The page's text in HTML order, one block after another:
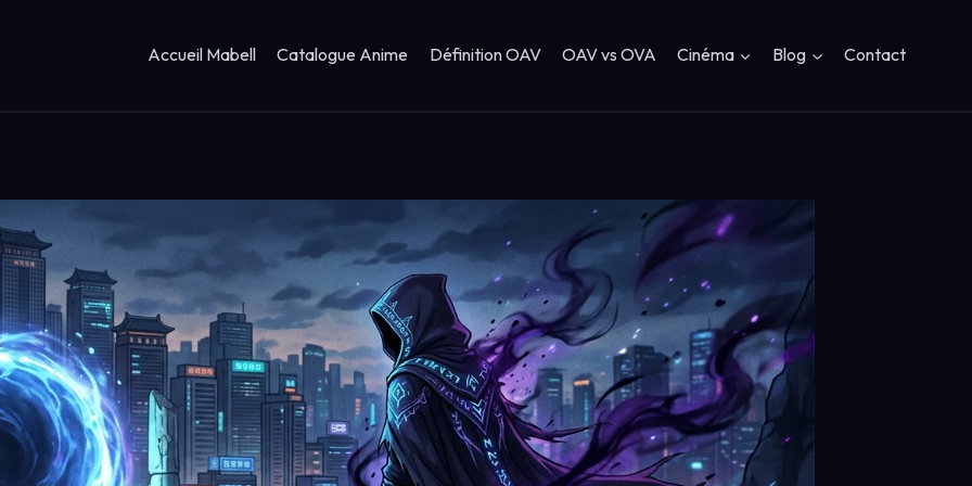
Accueil Mabell Catalogue Anime Définition OAV OAV vs OVA Cinéma Blog Contact